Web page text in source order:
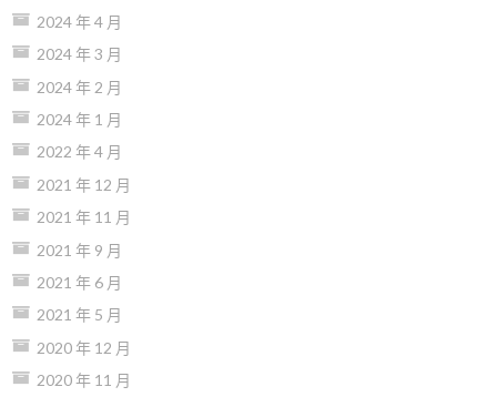
2024 年 4 月
2024 年 3 月
2024 年 2 月
2024 年 1 月
2022 年 4 月
2021 年 12 月
2021 年 11 月
2021 年 9 月
2021 年 6 月
2021 年 5 月
2020 年 12 月
2020 年 11 月